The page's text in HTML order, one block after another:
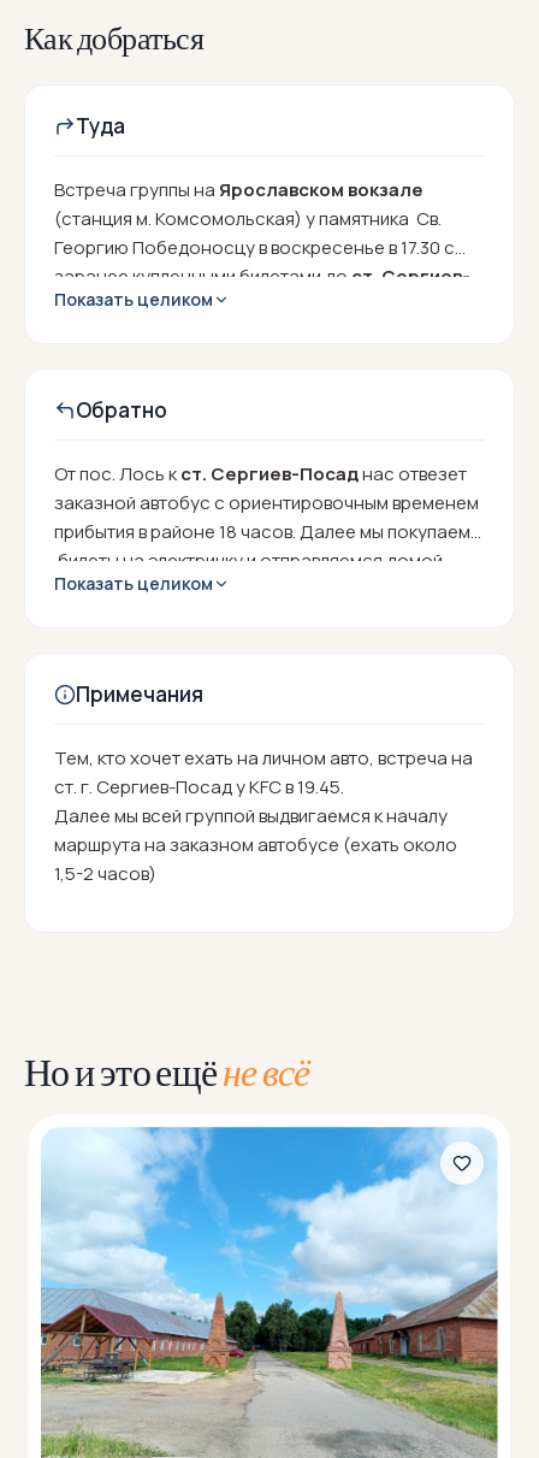
Как добраться
Туда
Встреча группы на Ярославском вокзале
(станция м. Комсомольская) у памятника Св.
Георгию Победоносцу в воскресенье в 17.30 с
заранее купленными билетами до ст. Сергиев-
Посад.Электричка (Москва - Александров)
Показать целиком
Обратно
От пос. Лось кст. Сергиев-Посаднас отвезет
заказной автобус с ориентировочным временем
прибытия в районе 18 часов. Далее мы покупаем
билеты на электричку и отправляемся домой.
Показать целиком
Примечания
Тем, кто хочет ехать на личном авто, встреча на
ст. г. Сергиев-Посад у KFC в 19.45.
Далее мы всей группой выдвигаемся к началу
маршрута на заказном автобусе (ехать около
1,5-2 часов)
Но и это ещёне всё